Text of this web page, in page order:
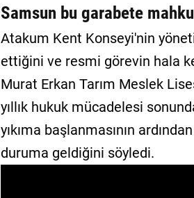
Samsun bu garabete
Atakum Kent Konseyi'nin
ettiğini ve resmi görevin hala
Murat Erkan Tarım Meslek
yıllık hukuk mücadelesi
yıkıma başlanmasının
duruma geldiğini söyledi.